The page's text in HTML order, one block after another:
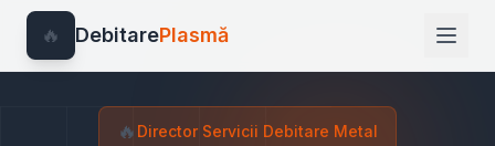
🔥 DebitarePlasmă
🔥 Director Servicii Debitare Metal